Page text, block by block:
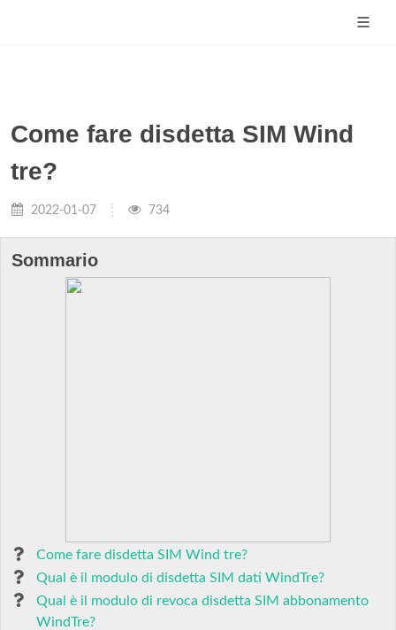
Come fare disdetta SIM Wind
tre?
2022-01-07 734
Sommario
Come fare disdetta SIM Wind tre?
Qual è il modulo di disdetta SIM dati WindTre?
Qual è il modulo di revoca disdetta SIM abbonamento
WindTre?